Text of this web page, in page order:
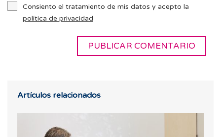
Consiento el tratamiento de mis datos y acepto la
política de privacidad
Artículos relacionados